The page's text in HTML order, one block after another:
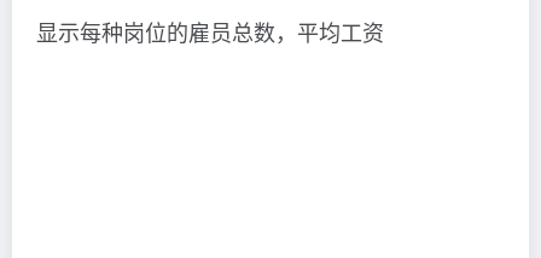
显示每种岗位的雇员总数，平均工资